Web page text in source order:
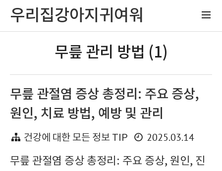
우리집강아지귀여워
무릎 관리 방법 (1)
무릎 관절염 증상 총정리: 주요 증상,
원인, 치료 방법, 예방 및 관리
건강에 대한 모든 정보 TIP
2025.03.14
무릎 관절염 증상 총정리: 주요 증상, 원인, 진